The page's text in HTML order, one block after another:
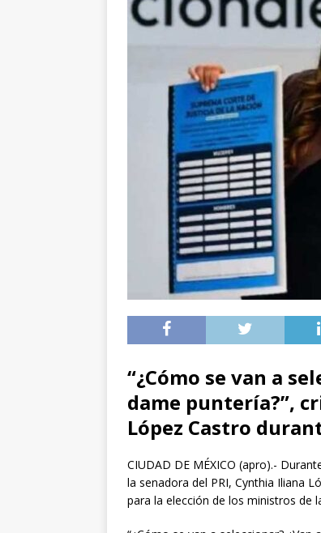
“¿Cómo se van a
dame puntería?”,
López Castro
CIUDAD DE MÉXICO (apro).-
la senadora del PRI, Cynthia Iliana
para la elección de los ministros de